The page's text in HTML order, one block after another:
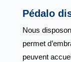
Pédalo
Nous
permet
peuvent